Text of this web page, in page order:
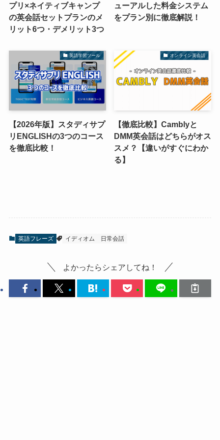
プリ×ネイティブキャンプ
の英会話セットプランのメ
リット6つ・デメリット3つ
ューアルした料金システム
をプラン別に徹底解説！
英語学習ツール
【2026年版】スタディサプ
リENGLISHの3つのコース
を徹底比較！
オンライン英会話
【徹底比較】Camblyと
DMM英会話はどちらがオス
スメ？【違いがすぐにわか
る】
英語フレーズ イディオム 日常会話
よかったらシェアしてね！